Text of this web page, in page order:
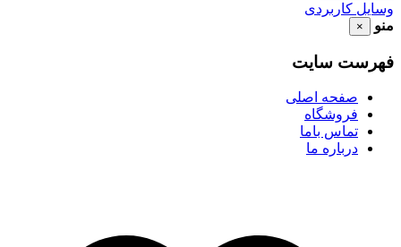
وسایل کاربردی
منو
×
فهرست سایت
صفحه اصلی
فروشگاه
تماس باما
درباره ما